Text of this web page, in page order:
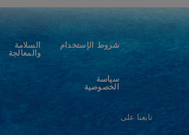
شروط الإستخدام
السلامة
والمعالجة
سياسة
الخصوصية
تابعنا على